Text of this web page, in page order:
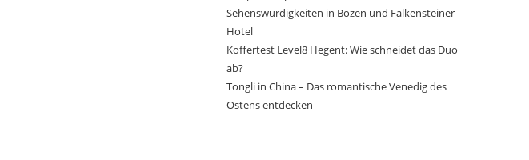
Sehenswürdigkeiten in Bozen und Falkensteiner
Hotel
Koffertest Level8 Hegent: Wie schneidet das Duo
ab?
Tongli in China – Das romantische Venedig des
Ostens entdecken